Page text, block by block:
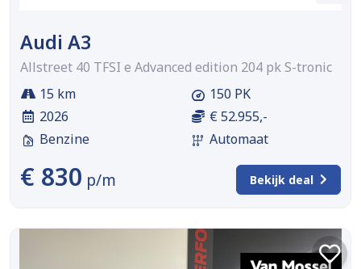
Audi A3
Allstreet 40 TFSI e Advanced edition 204 pk S-tronic
15 km
2026
Benzine
150 PK
€ 52.955,-
Automaat
€ 830 p/m Bekijk deal